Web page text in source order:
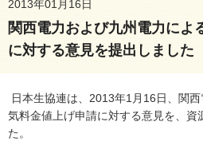
る
た
ン
ク
2013年01月16日
関西電力および九州電力によ
に対する意見を提出しました
日本生協連は、2013年1月16日、関
気料金値上げ申請に対する意見を、資
た。